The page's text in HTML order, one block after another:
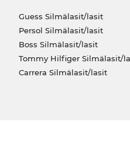
Guess Silmälasit/lasit
Persol Silmälasit/lasit
Boss Silmälasit/lasit
Tommy Hilfiger Silmälasit/
Carrera Silmälasit/lasit